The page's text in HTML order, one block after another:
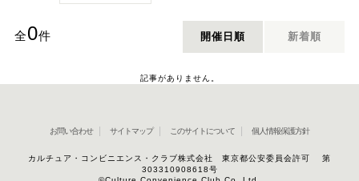
全0件 開催日順 新着順
記事がありません。
お問い合わせ サイトマップ このサイトについて 個人情報保護方針
カルチュア・コンビニエンス・クラブ株式会社 東京都公安委員会許可 第
303310908618号